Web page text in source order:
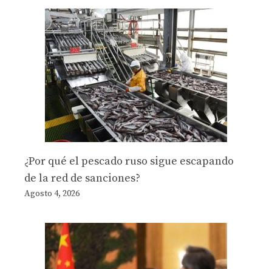
¿Por qué el pescado ruso sigue escapando
de la red de sanciones?
Agosto 4, 2026